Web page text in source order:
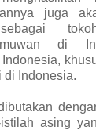
juga
di
di Indonesia.
asing